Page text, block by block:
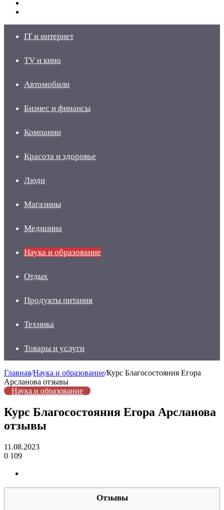
IT и интернет
TV и кино
Автомобили
Бизнес и финансы
Компании
Красота и здоровье
Люди
Магазины
Медицина
Наука и образование
Отдых
Продукты питания
Техника
Товары и услуги
Главная/Наука и образование/Курс Благосостояния Егора
Арсланова отзывы
Наука и образование
Курс Благосостояния Егора Арсланова
отзывы
11.08.2023
0 109
Отзывы